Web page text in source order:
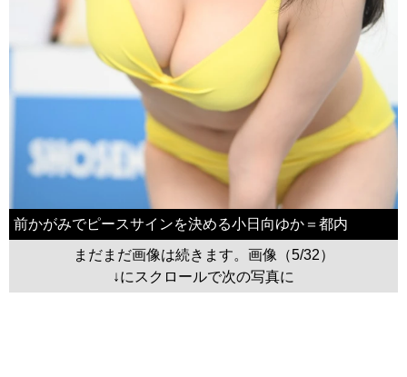
前かがみでピースサインを決める小日向ゆか＝都内
まだまだ画像は続きます。画像（5/32）
↓にスクロールで次の写真に